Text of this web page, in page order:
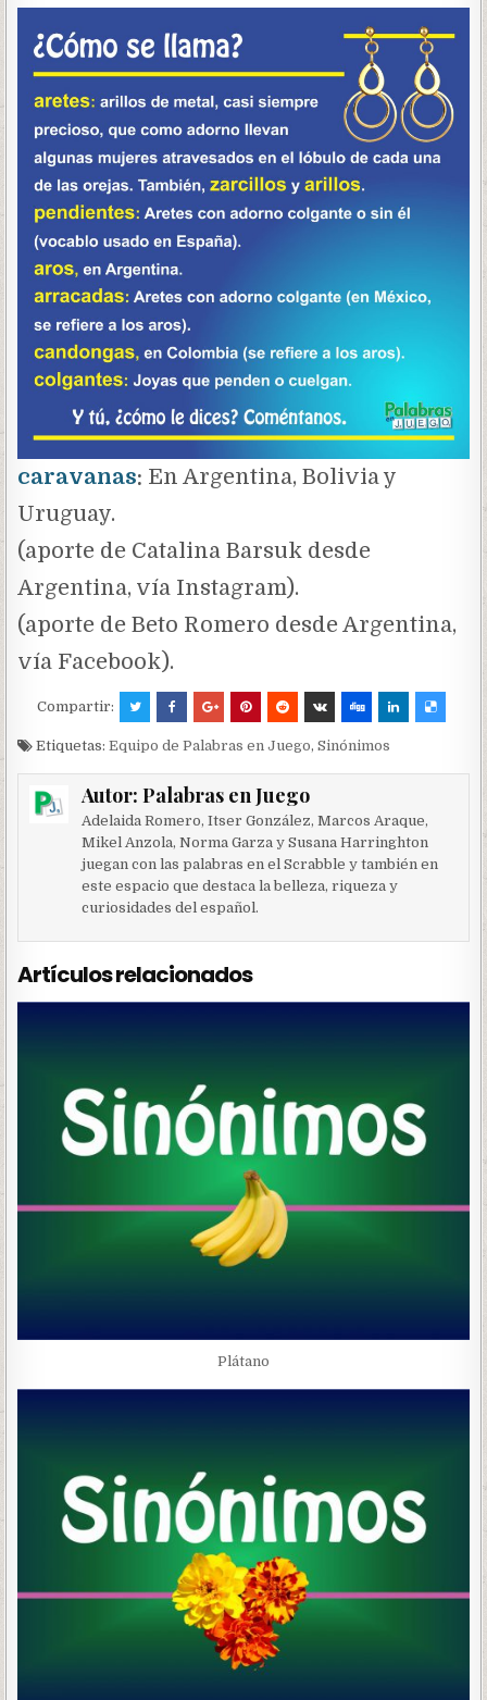
caravanas: En Argentina, Bolivia y
Uruguay.
(aporte de Catalina Barsuk desde
Argentina, vía Instagram).
(aporte de Beto Romero desde Argentina,
vía Facebook).
Compartir:
Etiquetas:Equipo de Palabras en Juego,Sinónimos
Autor: Palabras en Juego
Adelaida Romero, Itser González, Marcos Araque,
Mikel Anzola, Norma Garza y Susana Harringhton
juegan con las palabras en el Scrabble y también en
este espacio que destaca la belleza, riqueza y
curiosidades del español.
Artículos relacionados
Plátano